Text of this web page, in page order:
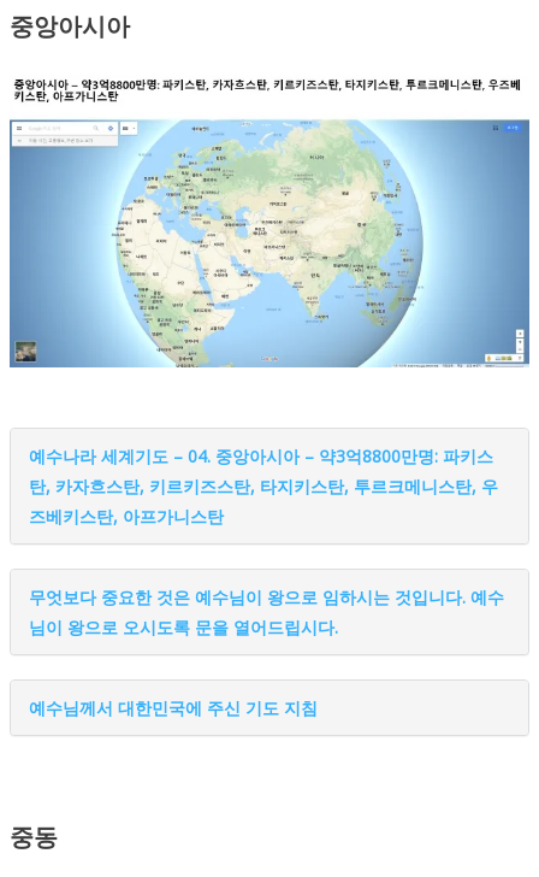
중앙아시아
예수나라 세계기도 – 04. 중앙아시아 – 약3억8800만명: 파키스
탄, 카자흐스탄, 키르키즈스탄, 타지키스탄, 투르크메니스탄, 우
즈베키스탄, 아프가니스탄
무엇보다 중요한 것은 예수님이 왕으로 임하시는 것입니다. 예수
님이 왕으로 오시도록 문을 열어드립시다.
예수님께서 대한민국에 주신 기도 지침
중동